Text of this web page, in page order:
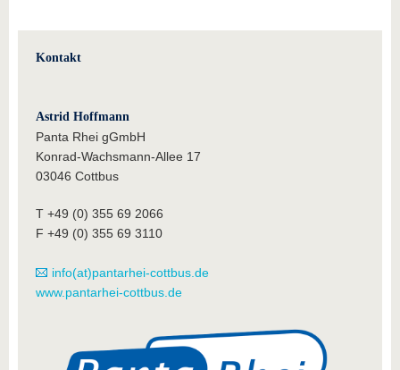
Kontakt
Astrid Hoffmann
Panta Rhei gGmbH
Konrad-Wachsmann-Allee 17
03046 Cottbus
T +49 (0) 355 69 2066
F +49 (0) 355 69 3110
info(at)pantarhei-cottbus.de
www.pantarhei-cottbus.de